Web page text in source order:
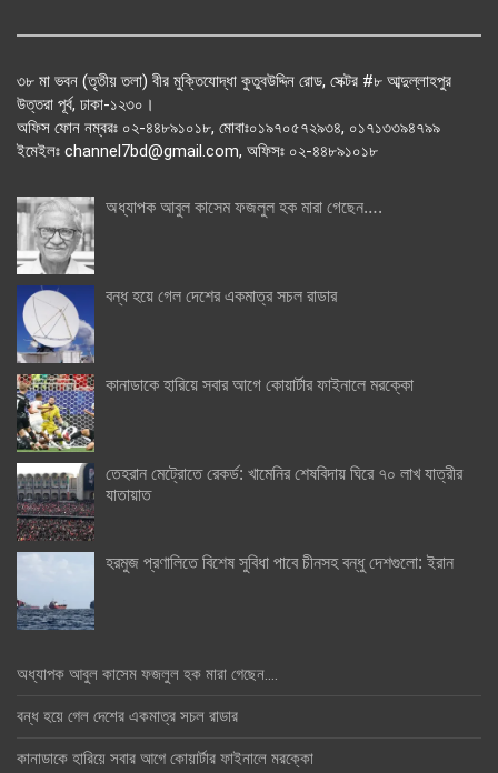
৩৮ মা ভবন (তৃতীয় তলা) বীর মুক্তিযোদ্ধা কুতুবউদ্দিন রোড, সেক্টর #৮ আব্দুল্লাহপুর
উত্তরা পূর্ব, ঢাকা-১২৩০।
অফিস ফোন নম্বরঃ ০২-৪৪৮৯১০১৮, মোবাঃ০১৯৭০৫৭২৯৩৪, ০১৭১৩৩৯৪৭৯৯
ইমেইলঃ channel7bd@gmail.com, অফিসঃ ০২-৪৪৮৯১০১৮
অধ্যাপক আবুল কাসেম ফজলুল হক মারা গেছেন….
বন্ধ হয়ে গেল দেশের একমাত্র সচল রাডার
কানাডাকে হারিয়ে সবার আগে কোয়ার্টার ফাইনালে মরক্কো
তেহরান মেট্রোতে রেকর্ড: খামেনির শেষবিদায় ঘিরে ৭০ লাখ যাত্রীর
যাতায়াত
হরমুজ প্রণালিতে বিশেষ সুবিধা পাবে চীনসহ বন্ধু দেশগুলো: ইরান
অধ্যাপক আবুল কাসেম ফজলুল হক মারা গেছেন….
বন্ধ হয়ে গেল দেশের একমাত্র সচল রাডার
কানাডাকে হারিয়ে সবার আগে কোয়ার্টার ফাইনালে মরক্কো